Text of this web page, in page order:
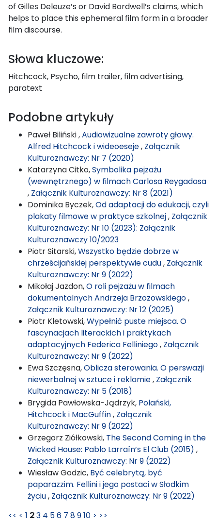
of Gilles Deleuze’s or David Bordwell’s claims, which
helps to place this ephemeral film form in a broader
film discourse.
Słowa kluczowe:
Hitchcock, Psycho, film trailer, film advertising,
paratext
Podobne artykuły
Paweł Biliński ,Audiowizualne zawroty głowy.
Alfred Hitchcock i wideoeseje, Załącznik
Kulturoznawczy: Nr 7 (2020)
Katarzyna Citko,Symbolika pejzażu
(wewnętrznego) w filmach Carlosa Reygadasa
, Załącznik Kulturoznawczy: Nr 8 (2021)
Dominika Byczek,Od adaptacji do edukacji, czyli
plakaty filmowe w praktyce szkolnej, Załącznik
Kulturoznawczy: Nr 10 (2023): Załącznik
Kulturoznawczy 10/2023
Piotr Sitarski,Wszystko będzie dobrze w
chrześcijańskiej perspektywie cudu, Załącznik
Kulturoznawczy: Nr 9 (2022)
Mikołaj Jazdon,O roli pejzażu w filmach
dokumentalnych Andrzeja Brzozowskiego,
Załącznik Kulturoznawczy: Nr 12 (2025)
Piotr Kletowski,Wypełnić puste miejsca. O
fascynacjach literackich i praktykach
adaptacyjnych Federica Felliniego, Załącznik
Kulturoznawczy: Nr 9 (2022)
Ewa Szczęsna,Oblicza sterowania. O perswazji
niewerbalnej w sztuce i reklamie, Załącznik
Kulturoznawczy: Nr 5 (2018)
Brygida Pawłowska-Jądrzyk, Polański,
Hitchcock i MacGuffin, Załącznik
Kulturoznawczy: Nr 9 (2022)
Grzegorz Ziółkowski, The Second Coming in the
Wicked House: Pablo Larraín’s El Club (2015) ,
Załącznik Kulturoznawczy: Nr 9 (2022)
Wiesław Godzic, Być celebrytą, być
paparazzim. Fellini i jego postaci w Słodkim
życiu, Załącznik Kulturoznawczy: Nr 9 (2022)
<< < 1 23 4 56 7 8910 > >>